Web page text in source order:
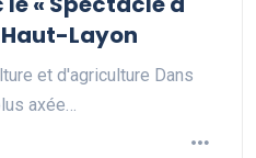
Layon
et d'agriculture Dans
axée…